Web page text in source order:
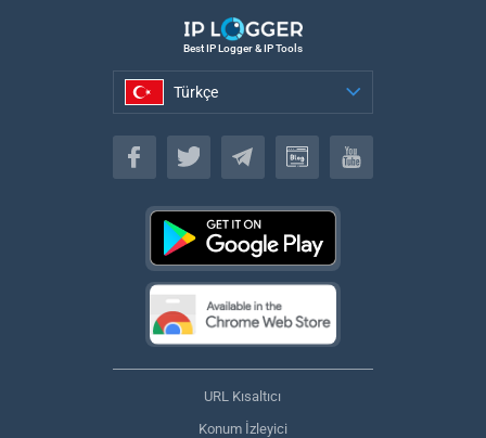
Best IP Logger & IP Tools
Türkçe
Türkçe
URL Kısaltıcı
Konum İzleyici